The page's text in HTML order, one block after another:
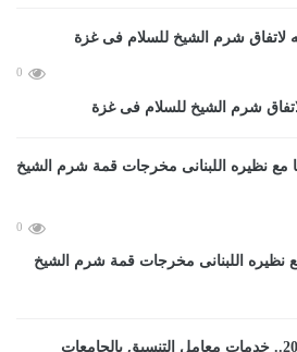
0
شرم الشيخ للسلام فى غزة
0
نظيره اللبنانى مخرجات قمة شرم الشيخ